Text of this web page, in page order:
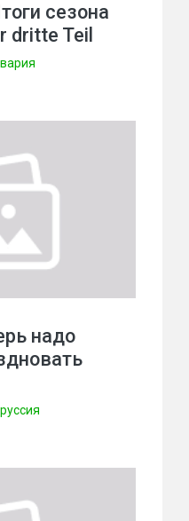
сезона
dritte Teil
надо